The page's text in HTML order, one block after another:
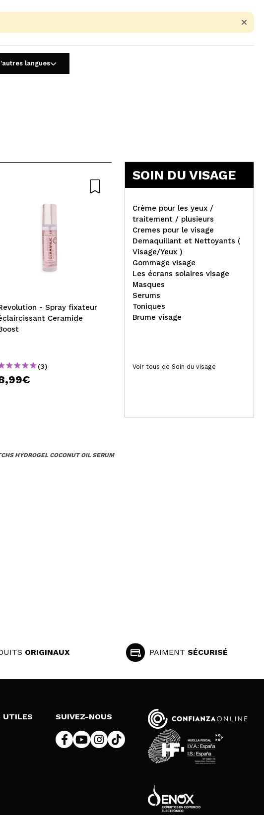
langues
- Spray fixateur
Ceramide
(3)
Revox - *Just* - Sérum
antioxydant SPF 30+
(4)
SOIN DU VISAGE
Crème pour les yeux /
traitement / plusieurs
Cremes pour le visage
Demaquillant et Nettoyants (
Visage/Yeux )
Gommage visage
Les écrans solaires visage
Masques
Serums
Toniques
Brume visage
Voir tous de Soin du visage
HYDROGEL COCONUT OIL SERUM
ORIGINAUX PAIMENT SÉCURISÉ
UTILES SUIVEZ-NOUS